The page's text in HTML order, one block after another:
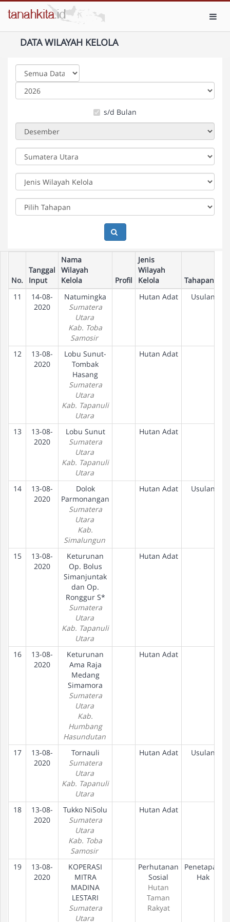
DATA WILAYAH KELOLA
s/d Bulan
No.
Tanggal
Input
Nama
Wilayah
Kelola
Profil
Jenis
Wilayah
Kelola
Tahapan
11
14-08-
2020
Natumingka
Sumatera
Utara
Kab. Toba
Samosir
Hutan Adat Usulan
12
13-08-
2020
Lobu Sunut-
Tombak
Hasang
Sumatera
Utara
Kab. Tapanuli
Utara
Hutan Adat
13
13-08-
2020
Lobu Sunut
Sumatera
Utara
Kab. Tapanuli
Utara
Hutan Adat
14
13-08-
2020
Dolok
Parmonangan
Sumatera
Utara
Kab.
Simalungun
Hutan Adat Usulan
15
13-08-
2020
Keturunan
Op. Bolus
Simanjuntak
dan Op.
Ronggur S*
Sumatera
Utara
Kab. Tapanuli
Utara
Hutan Adat
16
13-08-
2020
Keturunan
Ama Raja
Medang
Simamora
Sumatera
Utara
Kab.
Humbang
Hasundutan
Hutan Adat
17
13-08-
2020
Tornauli
Sumatera
Utara
Kab. Tapanuli
Utara
Hutan Adat Usulan
18
13-08-
2020
Tukko NiSolu
Sumatera
Utara
Kab. Toba
Samosir
Hutan Adat
19
13-08-
2020
KOPERASI
MITRA
MADINA
LESTARI
Sumatera
Utara
Perhutanan
Sosial
Hutan
Taman
Rakyat
Penetapan
Hak